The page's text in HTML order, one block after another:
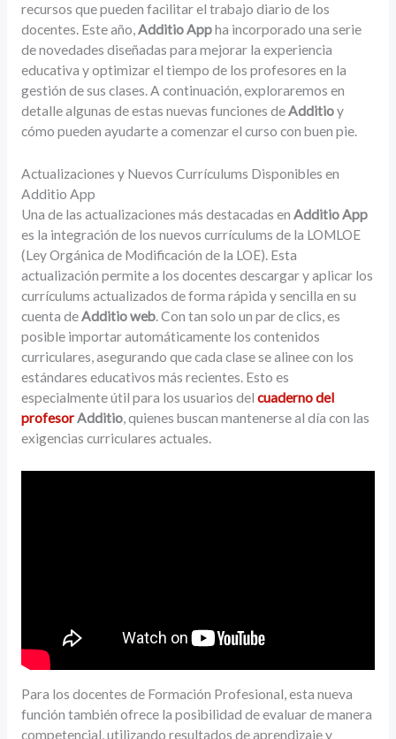
recursos que pueden facilitar el trabajo diario de los
docentes. Este año,Additio Appha incorporado una serie
de novedades diseñadas para mejorar la experiencia
educativa y optimizar el tiempo de los profesores en la
gestión de sus clases. A continuación, exploraremos en
detalle algunas de estas nuevas funciones deAdditioy
cómo pueden ayudarte a comenzar el curso con buen pie.
Actualizaciones y Nuevos Currículums Disponibles en
Additio App
Una de las actualizaciones más destacadas en Additio App
es la integración de los nuevos currículums de la LOMLOE
(Ley Orgánica de Modificación de la LOE). Esta
actualización permite a los docentes descargar y aplicar los
currículums actualizados de forma rápida y sencilla en su
cuenta deAdditio web. Con tan solo un par de clics, es
posible importar automáticamente los contenidos
curriculares, asegurando que cada clase se alinee con los
estándares educativos más recientes. Esto es
especialmente útil para los usuarios del cuaderno del
profesorAdditio, quienes buscan mantenerse al día con las
exigencias curriculares actuales.
Para los docentes de Formación Profesional, esta nueva
función también ofrece la posibilidad de evaluar de manera
competencial, utilizando resultados de aprendizaje y